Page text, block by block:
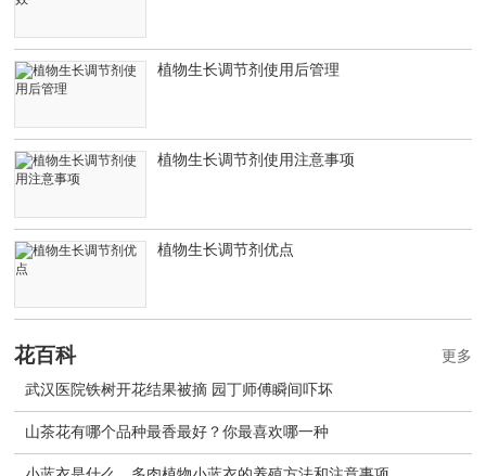
植物生长调节剂使用后管理
植物生长调节剂使用注意事项
植物生长调节剂优点
花百科
武汉医院铁树开花结果被摘 园丁师傅瞬间吓坏
山茶花有哪个品种最香最好？你最喜欢哪一种
更多